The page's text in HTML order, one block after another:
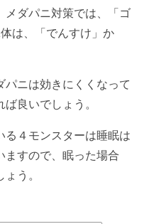
メダパニ対策では、「ゴ
は、「でんすけ」か
パニは効きにくくなって
良いでしょう。
る４モンスターは睡眠は
ますので、眠った場合
う。